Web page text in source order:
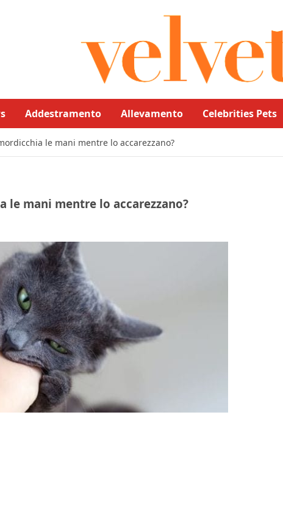
Addestramento Allevamento Celebrities Pets
le mani mentre lo accarezzano?
le mani mentre lo accarezzano?